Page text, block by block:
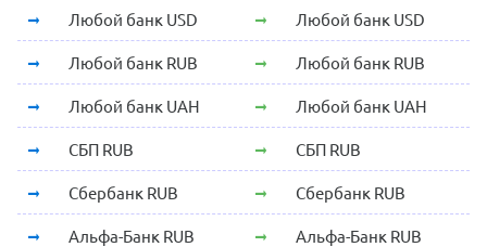
Любой банк USD Любой банк USD
Любой банк RUB Любой банк RUB
Любой банк UAH Любой банк UAH
СБП RUB СБП RUB
Сбербанк RUB Сбербанк RUB
Альфа-Банк RUB Альфа-Банк RUB